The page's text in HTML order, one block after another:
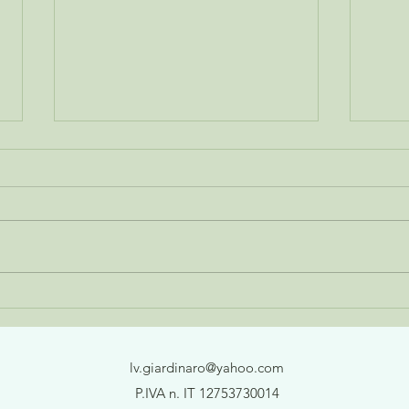
Perché e come lo psicologo può
intervenire sulla demenza.
lv.giardinaro@yahoo.com
P.IVA n. IT 12753730014